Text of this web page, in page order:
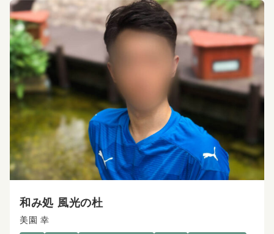
和み処 風光の杜
美園 幸